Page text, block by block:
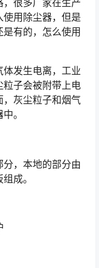
很多厂家在生产
用除尘器，但是
有的，怎么使用
发生电离，工业
粒子会被附带上电
灰尘粒子和烟气
。
，本地的部分由
成。